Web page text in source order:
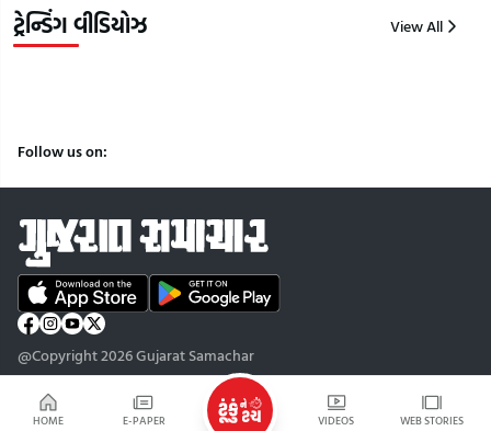
HOME E-PAPER VIDEOS WEB STORIES
ટ્રેન્ડિંગ વીડિયોઝ View All
Samachar
9
Follow us on:
@Copyright 2026 Gujarat Samachar